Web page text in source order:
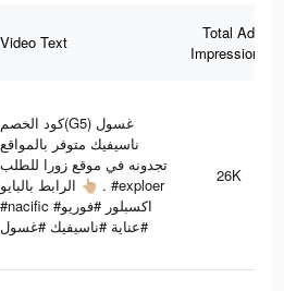
Video Text
Total Ad
Impressions
كود الخصم(G5) غسول
ناسيفيك متوفر بالمواقع
تجدونه في موقع زورا للطلب
الرابط بالبايو 👆🏼 . #exploer
#nacific #اكسبلور #فوريو
#عناية #ناسيفيك #غسول
26K